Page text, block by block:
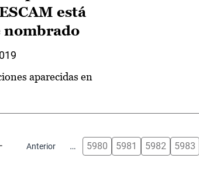
está
nombrado
aparecidas en
Anterior
Página anterior … 5980 5981 5982 5983